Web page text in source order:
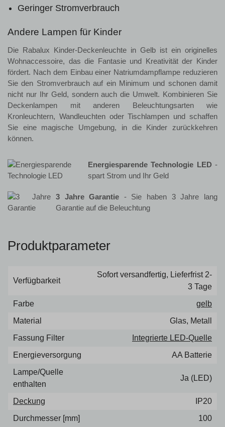
Geringer Stromverbrauch
Andere Lampen für Kinder
Die Rabalux Kinder-Deckenleuchte in Gelb ist ein originelles
Wohnaccessoire, das die Fantasie und Kreativität der Kinder
fördert. Nach dem Einbau einer Natriumdampflampe reduzieren
Sie den Stromverbrauch auf ein Minimum und schonen damit
nicht nur Ihr Geld, sondern auch die Umwelt. Kombinieren Sie
Deckenlampen mit anderen Beleuchtungsarten wie
Kronleuchtern, Wandleuchten oder Tischlampen und schaffen
Sie eine magische Umgebung, in die Kinder zurückkehren
können.
Energiesparende Technologie LED -
spart Strom und Ihr Geld
3 Jahre Garantie - Sie haben 3 Jahre lang
Garantie auf die Beleuchtung
Produktparameter
Verfügbarkeit
Sofort versandfertig, Lieferfrist 2-
3 Tage
Farbe
gelb
Material
Glas, Metall
Fassung Filter
Integrierte LED-Quelle
Energieversorgung
AA Batterie
Lampe/Quelle
enthalten
Ja (LED)
Deckung
IP20
Durchmesser [mm]
100